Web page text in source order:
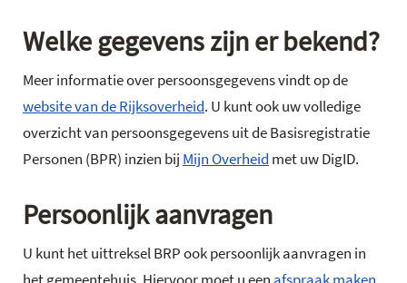
Welke gegevens zijn er bekend?
Meer informatie over persoonsgegevens vindt op de
website van de Rijksoverheid. U kunt ook uw volledige
overzicht van persoonsgegevens uit de Basisregistratie
Personen (BPR) inzien bij Mijn Overheid met uw DigID.
Persoonlijk aanvragen
U kunt het uittreksel BRP ook persoonlijk aanvragen in